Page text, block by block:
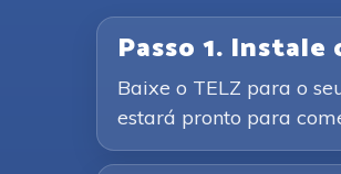
Passo 1. Instale
Baixe o TELZ para o
estará pronto para